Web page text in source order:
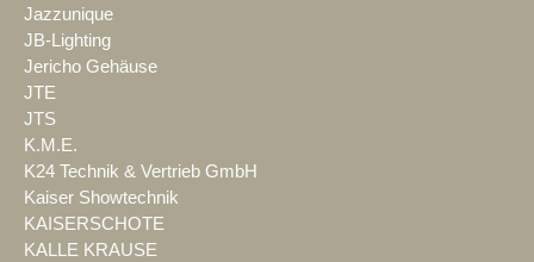
Jazzunique
JB-Lighting
Jericho Gehäuse
JTE
JTS
K.M.E.
K24 Technik & Vertrieb GmbH
Kaiser Showtechnik
KAISERSCHOTE
KALLE KRAUSE